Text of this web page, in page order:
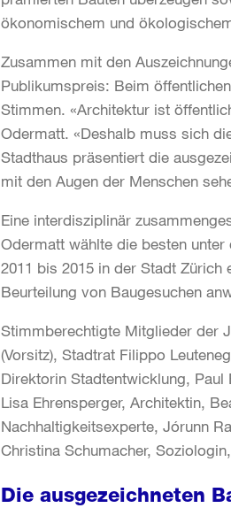
ökonomischem und
Zusammen mit den
Publikumspreis: Beim
Stimmen. «Architektur ist
Odermatt. «Deshalb muss sich
Stadthaus präsentiert die
mit den Augen der Menschen
Eine interdisziplinär
Odermatt wählte die besten
2011 bis 2015 in der Stadt
Beurteilung von Baugesuchen
Stimmberechtigte Mitglieder der
(Vorsitz), Stadtrat Filippo
Direktorin Stadtentwicklung,
Lisa Ehrensperger, Architektin,
Nachhaltigkeitsexperte, Jórunn
Christina Schumacher,
Die ausgezeichneten